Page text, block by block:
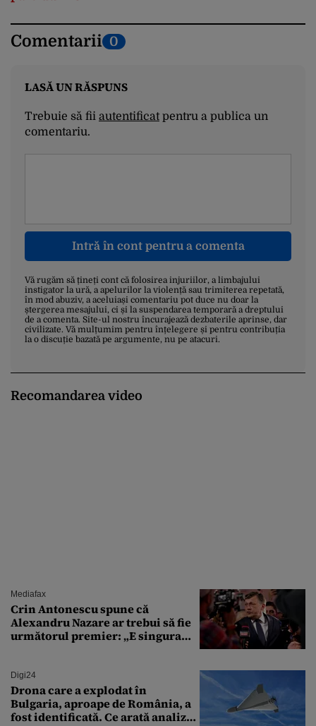
Comentarii 0
LASĂ UN RĂSPUNS
Trebuie să fii autentificatpentru a publica un
comentariu.
Intră în cont pentru a comenta
Vă rugăm să țineți cont că folosirea injuriilor, a limbajului
instigator la ură, a apelurilor la violență sau trimiterea repetată,
în mod abuziv, a aceluiași comentariu pot duce nu doar la
ștergerea mesajului, ci și la suspendarea temporară a dreptului
de a comenta. Site-ul nostru încurajează dezbaterile aprinse, dar
civilizate. Vă mulțumim pentru înțelegere și pentru contribuția
la o discuție bazată pe argumente, nu pe atacuri.
Recomandarea video
Mediafax
Crin Antonescu spune că
Alexandru Nazare ar trebui să fie
următorul premier: „E singura
Digi24
Drona care a explodat în
Bulgaria, aproape de România, a
fost identificată. Ce arată analiza